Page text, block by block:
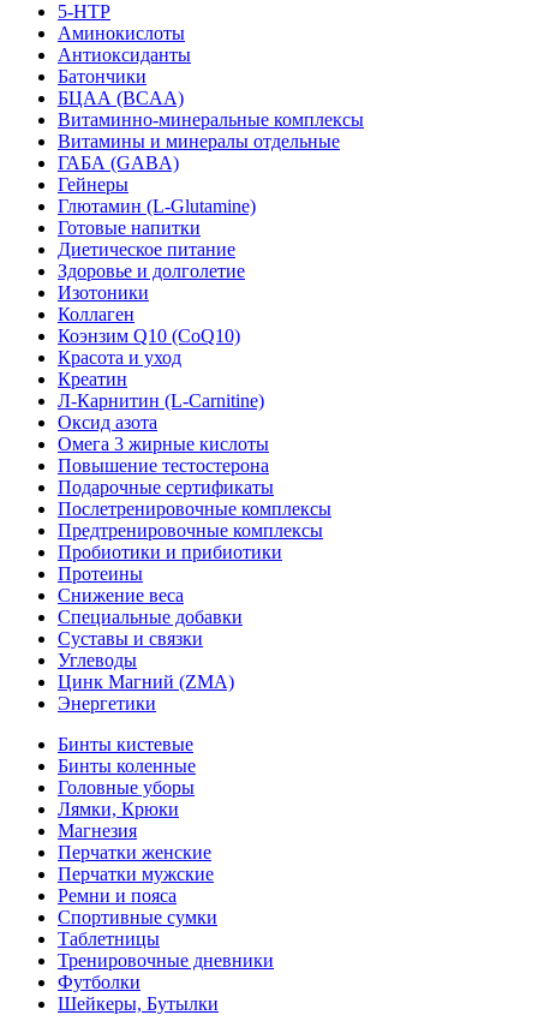
5-HTP
Аминокислоты
Антиоксиданты
Батончики
БЦАА (BCAA)
Витаминно-минеральные комплексы
Витамины и минералы отдельные
ГАБА (GABA)
Гейнеры
Глютамин (L-Glutamine)
Готовые напитки
Диетическое питание
Здоровье и долголетие
Изотоники
Коллаген
Коэнзим Q10 (CoQ10)
Красота и уход
Креатин
Л-Карнитин (L-Сarnitine)
Оксид азота
Омега 3 жирные кислоты
Повышение тестостерона
Подарочные сертификаты
Послетренировочные комплексы
Предтренировочные комплексы
Пробиотики и прибиотики
Протеины
Снижение веса
Специальные добавки
Суставы и связки
Углеводы
Цинк Магний (ZMA)
Энергетики
Бинты кистевые
Бинты коленные
Головные уборы
Лямки, Крюки
Магнезия
Перчатки женские
Перчатки мужские
Ремни и пояса
Спортивные сумки
Таблетницы
Тренировочные дневники
Футболки
Шейкеры, Бутылки